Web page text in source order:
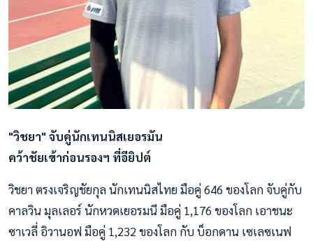
"วิชยา" จับคู่นักเทนนิสเยอรมัน
คว้าชัยเข้าก่อนรองฯ ที่อียิปต์
วิชยา ตรงเจริญชัยกุล นักเทนนิสไทย มือคู่ 646 ของโลก จับคู่กับ
คาลวิน มุลเลอร์ นักหวดเยอรมนี มือคู่ 1,176 ของโลก เอาชนะ
ซาเวลี่ อิวานอฟ มือคู่ 1,232 ของโลก กับ บ็อกดาน เซเลซเนฟ